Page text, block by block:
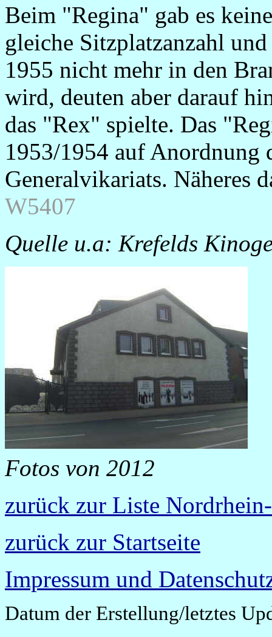
Beim "Regina" gab es
gleiche Sitzplatzanzahl
1955 nicht mehr in den
wird, deuten aber darauf
das "Rex" spielte. Das
1953/1954 auf Anordnung
Generalvikariats. Näheres
W5407
Quelle u.a: Krefelds
Fotos von 2012
zurück zur Liste
zurück zur Startseite
Impressum und
Datum der Erstellung/letztes